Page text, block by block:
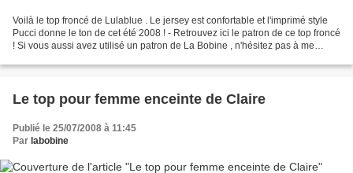
Voilà le top froncé de Lulablue . Le jersey est confortable et l'imprimé style
Pucci donne le ton de cet été 2008 ! - Retrouvez ici le patron de ce top froncé
! Si vous aussi avez utilisé un patron de La Bobine , n'hésitez pas à me
Le top pour femme enceinte de Claire
Publié le 25/07/2008 à 11:45
Par labobine